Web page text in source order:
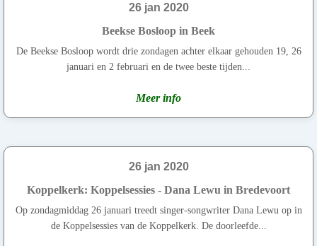
26 jan 2020
Beekse Bosloop in Beek
De Beekse Bosloop wordt drie zondagen achter elkaar gehouden 19, 26
januari en 2 februari en de twee beste tijden...
Meer info
26 jan 2020
Koppelkerk: Koppelsessies - Dana Lewu in Bredevoort
Op zondagmiddag 26 januari treedt singer-songwriter Dana Lewu op in
de Koppelsessies van de Koppelkerk. De doorleefde...